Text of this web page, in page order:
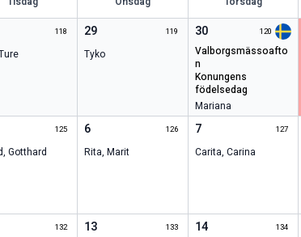
118 29 119
Tyko
30 120
valborgsmässoafto
n
konungens
födelsedag
Mariana
125
, Gotthard
6 126
Rita,Marit
7 127
Carita, Carina
132 13 133 14 134